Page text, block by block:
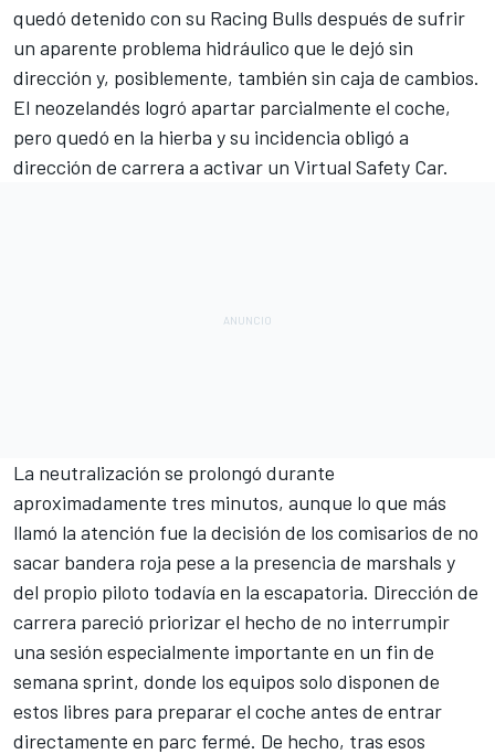
quedó detenido con su Racing Bulls después de sufrir
un aparente problema hidráulico que le dejó sin
dirección y, posiblemente, también sin caja de cambios.
El neozelandés logró apartar parcialmente el coche,
pero quedó en la hierba y su incidencia obligó a
dirección de carrera a activar un Virtual Safety Car.
La neutralización se prolongó durante
aproximadamente tres minutos, aunque lo que más
llamó la atención fue la decisión de los comisarios de no
sacar bandera roja pese a la presencia de marshals y
del propio piloto todavía en la escapatoria. Dirección de
carrera pareció priorizar el hecho de no interrumpir
una sesión especialmente importante en un fin de
semana sprint, donde los equipos solo disponen de
estos libres para preparar el coche antes de entrar
directamente en parc fermé. De hecho, tras esos